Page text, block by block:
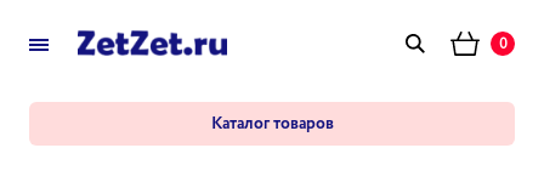
0
Каталог товаров